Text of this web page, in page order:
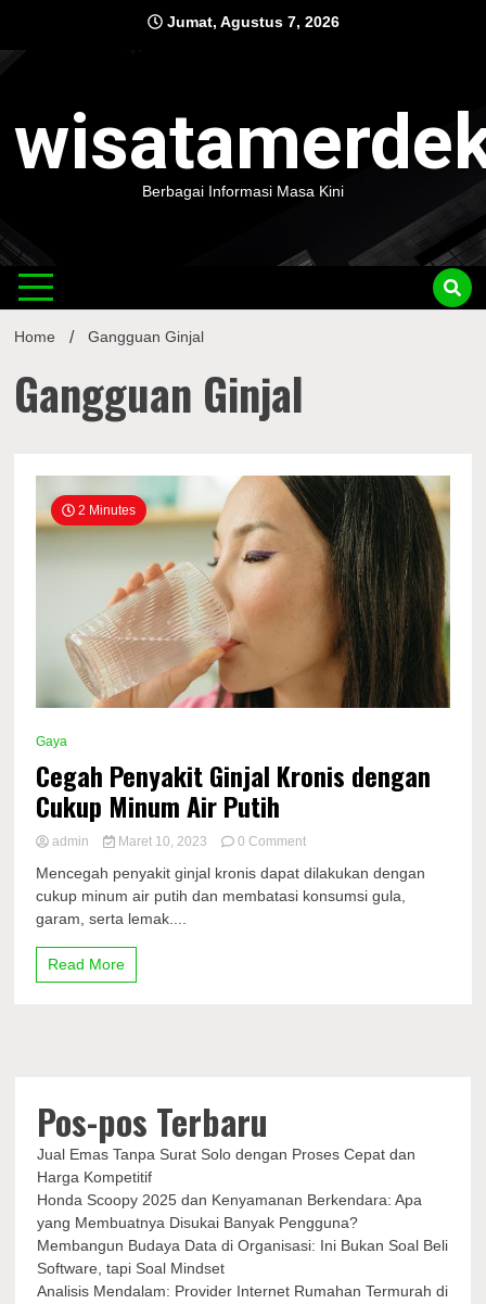
content
Jumat, Agustus 7, 2026
Berbagai Informasi Masa Kini
Home Gangguan Ginjal
Gangguan Ginjal
2 Minutes
Gaya
Cegah Penyakit Ginjal Kronis dengan
Cukup Minum Air Putih
admin Maret 10, 2023 0 Commenton
Penyakit
Ginjal
Mencegah penyakit ginjal kronis dapat dilakukan dengan
cukup minum air putih dan membatasi konsumsi gula,
garam, serta lemak....
Read More
Pos-pos Terbaru
Jual Emas Tanpa Surat Solo dengan Proses Cepat dan
Harga Kompetitif
Honda Scoopy 2025 dan Kenyamanan Berkendara: Apa
yang Membuatnya Disukai Banyak Pengguna?
Membangun Budaya Data di Organisasi: Ini Bukan Soal Beli
Software, tapi Soal Mindset
Analisis Mendalam: Provider Internet Rumahan Termurah di